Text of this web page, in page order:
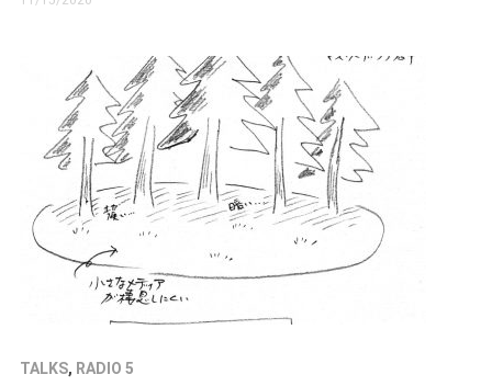
TALKS, RADIO 5